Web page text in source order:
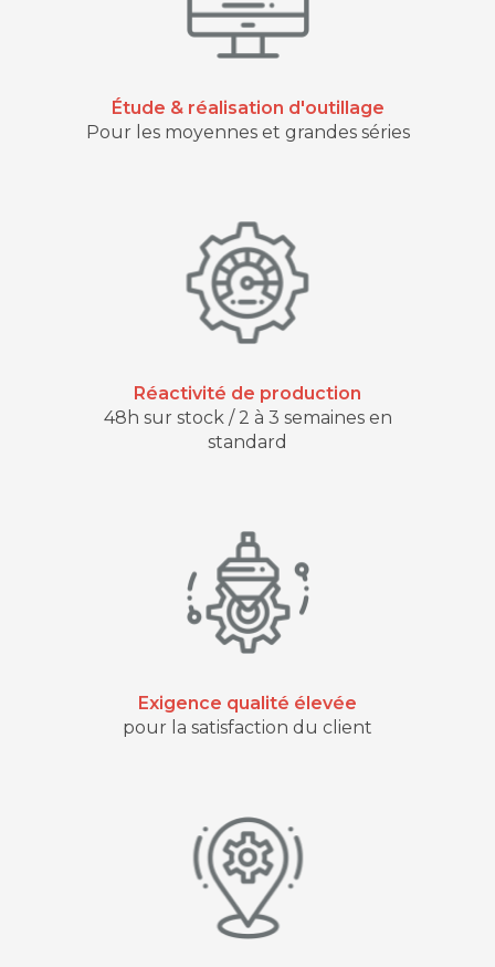
Étude & réalisation d'outillage
Pour les moyennes et grandes séries
Réactivité de production
48h sur stock / 2 à 3 semaines en
standard
Exigence qualité élevée
pour la satisfaction du client